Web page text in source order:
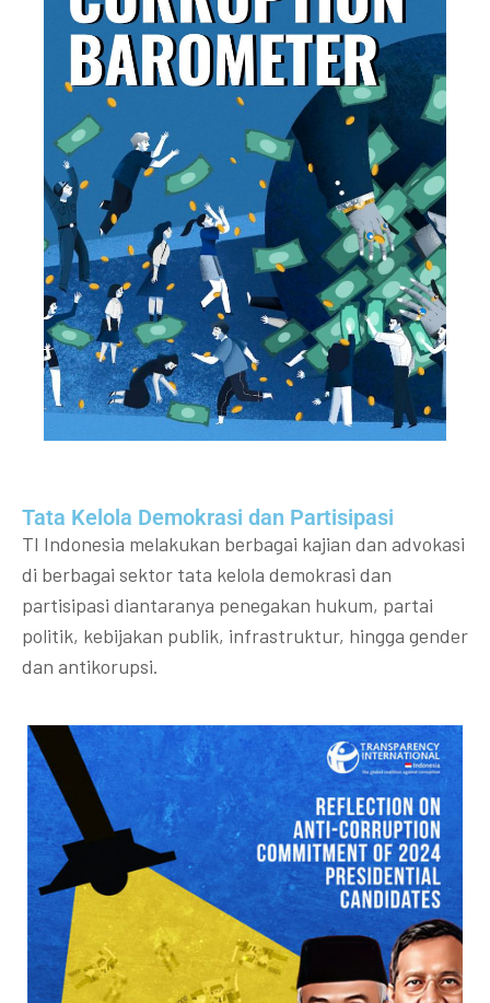
Tata Kelola Demokrasi dan Partisipasi​
TI Indonesia melakukan berbagai kajian dan advokasi
di berbagai sektor tata kelola demokrasi dan
partisipasi diantaranya penegakan hukum, partai
politik, kebijakan publik, infrastruktur, hingga gender
dan antikorupsi.